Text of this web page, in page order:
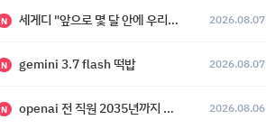
N 세게디 "앞으로 몇 달 안에 우리는 전복적 AI, 적대적 AI 둘 다 보게 될 것" 2026.08.07
N gemini 3.7 flash 떡밥 2026.08.07
N openai 전 직원 2035년까지 텔레파시가 어떻게 생길 수 있는지 2026.08.06